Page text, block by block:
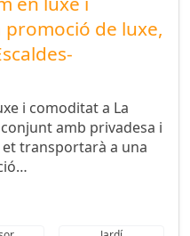
de luxe,
i comoditat a La
amb privadesa i
transportarà a una